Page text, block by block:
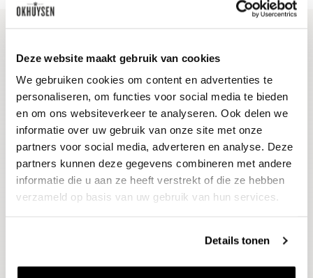
Deze website maakt gebruik van cookies
We gebruiken cookies om content en advertenties te
personaliseren, om functies voor social media te bieden
en om ons websiteverkeer te analyseren. Ook delen we
informatie over uw gebruik van onze site met onze
partners voor social media, adverteren en analyse. Deze
partners kunnen deze gegevens combineren met andere
informatie die u aan ze heeft verstrekt of die ze hebben
verzameld op basis van uw gebruik van hun services.
Details tonen
Blijf op de hoogte
Ontvang het laatste wijnnieuws, proeverijen en
evenementen
E-mailadres
Aanmelden